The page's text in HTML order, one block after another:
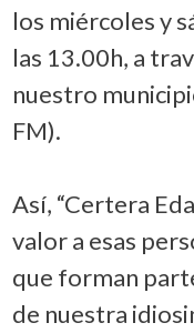
los miércoles y
las 13.00h, a
nuestro
FM).
Así, “Certera
valor a esas
que forman
de nuestra